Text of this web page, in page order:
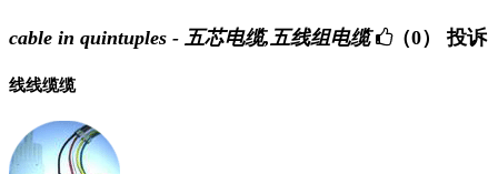
cable in quintuples - 五芯电缆,五线组电缆 （0） 投诉
线线缆缆